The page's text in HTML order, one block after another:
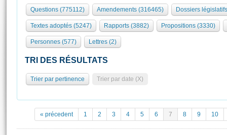
577 députés
Groupes politiques
Élections législatives
Commissions et autres organes
Europe et International
Contrôle et évaluation
Congrès
Pétitions
Documents parlementaires
Organisation de l'Assemblée
Présidence Conférence des Présidents Bureau Collège des
Statistiques et chiffres clés
Transparence et déontologie
Visite virtuelle du palais Bourbon
Assister à une séance
Accès des chercheurs à l’Assemblée
Les évènements
Les archives
Questions (775112) Amendements (316465) Dossiers
Textes adoptés (5247) Rapports (3882) Propositions (3330)
Personnes (577) Lettres (2)
TRI DES RÉSULTATS
Trier par pertinence Trier par date (X)
« précedent 1 2 3 4 5 6 7 8 9 10